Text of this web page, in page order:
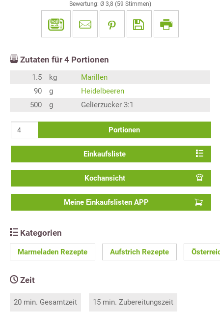
Bewertung: Ø 3,8 (59 Stimmen)
Zutaten für 4 Portionen
1.5 kg
Marillen
90
g
Heidelbeeren
500
g Gelierzucker 3:1
Portionen
Einkaufsliste
Kochansicht
Meine Einkaufslisten APP
Kategorien
Marmeladen Rezepte Aufstrich Rezepte
Zeit
20 min. Gesamtzeit 15 min. Zubereitungszeit